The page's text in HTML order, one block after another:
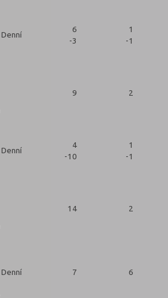
Denní
6
-3
1
-1
9 2
Denní
4
-10
1
-1
14 2
Denní 7 6